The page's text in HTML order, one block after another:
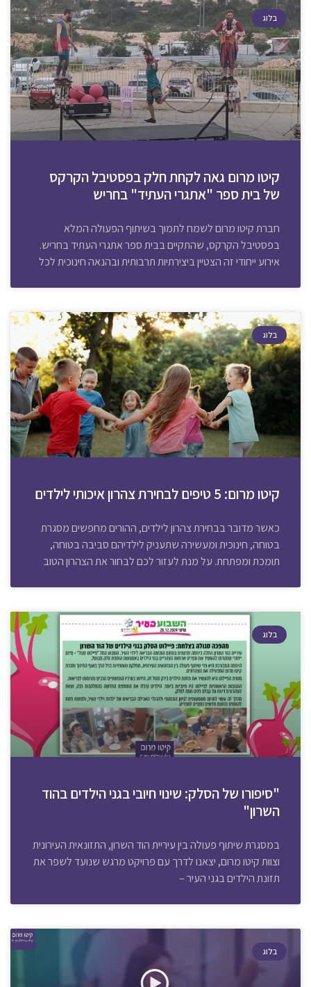
בלוג
קיטו מרום גאה לקחת חלק בפסטיבל הקרקס
של בית ספר "אתגרי העתיד" בחריש
חברת קיטו מרום לשמח לתמוך בשיתוף הפעולה המלא
בפסטיבל הקרקס, שהתקיים בבית ספר אתגרי העתיד בחריש.
אירוע ייחודי זה הצטיין ביצירתיות תרבותית ובהנאה חינוכית לכל
בלוג
קיטו מרום: 5 טיפים לבחירת צהרון איכותי לילדים
כאשר מדובר בבחירת צהרון לילדים, ההורים מחפשים מסגרת
בטוחה, חינוכית ומעשירה שתעניק לילדיהם סביבה בטוחה,
תומכת ומפתחת. על מנת לעזור לכם לבחור את הצהרון הטוב
בלוג
"סיפורו של הסלק: שינוי חיובי בגני הילדים בהוד
השרון"
במסגרת שיתוף פעולה בין עיריית הוד השרון, התזונאית העירונית
וצוות קיטו מרום, יצאנו לדרך עם פרויקט מרגש שנועד לשפר את
תזונת הילדים בגני העיר –
בלוג